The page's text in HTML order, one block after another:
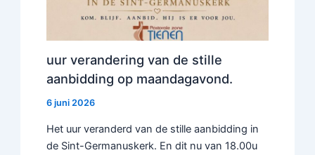
uur verandering van de stille
aanbidding op maandagavond.
6 juni 2026
Het uur veranderd van de stille aanbidding in
de Sint-Germanuskerk. En dit nu van 18.00u